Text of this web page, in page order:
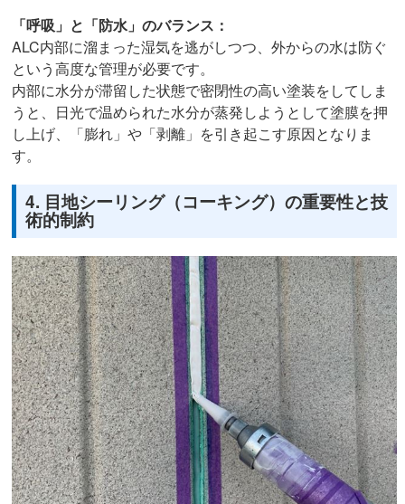
「呼吸」と「防水」のバランス：
ALC内部に溜まった湿気を逃がしつつ、外からの水は防ぐ
という高度な管理が必要です。
内部に水分が滞留した状態で密閉性の高い塗装をしてしま
うと、日光で温められた水分が蒸発しようとして塗膜を押
し上げ、「膨れ」や「剥離」を引き起こす原因となりま
す。
4. 目地シーリング（コーキング）の重要性と技
術的制約